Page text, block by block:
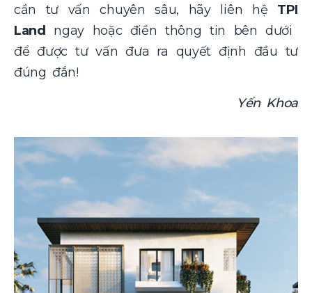
cần tư vấn chuyên sâu, hãy liên hệ TPI
Land ngay hoặc điền thông tin bên dưới
để được tư vấn đưa ra quyết định đầu tư
đúng đắn!
Yến Khoa